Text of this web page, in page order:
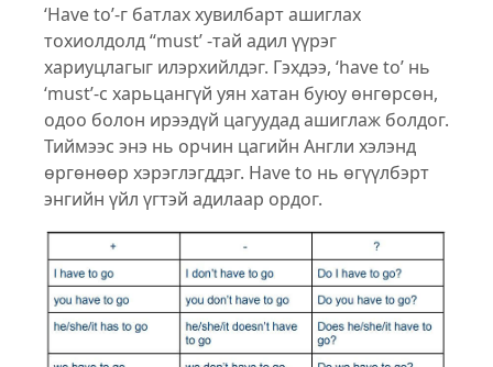
‘Have to’-г батлах хувилбарт ашиглах
тохиолдолд “must’ -тай адил үүрэг
хариуцлагыг илэрхийлдэг. Гэхдээ, ‘have to’ нь
‘must’-с харьцангүй уян хатан буюу өнгөрсөн,
одоо болон ирээдүй цагуудад ашиглаж болдог.
Тиймээс энэ нь орчин цагийн Англи хэлэнд
өргөнөөр хэрэглэгддэг. Have to нь өгүүлбэрт
энгийн үйл үгтэй адилаар ордог.